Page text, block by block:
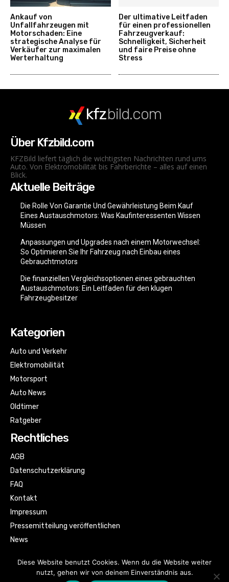
Ankauf von
Unfallfahrzeugen mit
Motorschaden: Eine
strategische Analyse für
Verkäufer zur maximalen
Werterhaltung
Der ultimative Leitfaden
für einen professionellen
Fahrzeugverkauf:
Schnelligkeit, Sicherheit
und faire Preise ohne
Stress
kfzbild.com
Über Kfzbild.com
KFZBild liefert täglich die wichtigsten Nachrichten rund ums
Auto. Von Elektromobilität bis Fahrberichte – alles auf einen
Blick.
Aktuelle Beiträge
Die Rolle Von Garantie Und Gewährleistung Beim Kauf
Eines Austauschmotors: Was Kaufinteressenten Wissen
Müssen
Anpassungen und Upgrades nach einem Motorwechsel:
So Optimieren Sie Ihr Fahrzeug nach Einbau eines
Gebrauchtmotors
Die finanziellen Vergleichsoptionen eines gebrauchten
Austauschmotors: Ein Leitfaden für den klugen
Fahrzeugbesitzer
Kategorien
Auto und Verkehr
Elektromobilität
Motorsport
Auto News
Oldtimer
Ratgeber
Rechtliches
AGB
Datenschutzerklärung
FAQ
Kontakt
Impressum
Pressemitteilung veröffentlichen
News
Diese Website benutzt Cookies. Wenn du die Website weiter
nutzt, gehen wir von deinem Einverständnis aus.